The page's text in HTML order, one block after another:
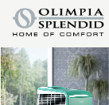
ESPAÑOL